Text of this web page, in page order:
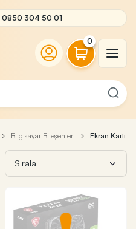
0850 304 50 01
0
Bilgisayar Bileşenleri Ekran Kartı